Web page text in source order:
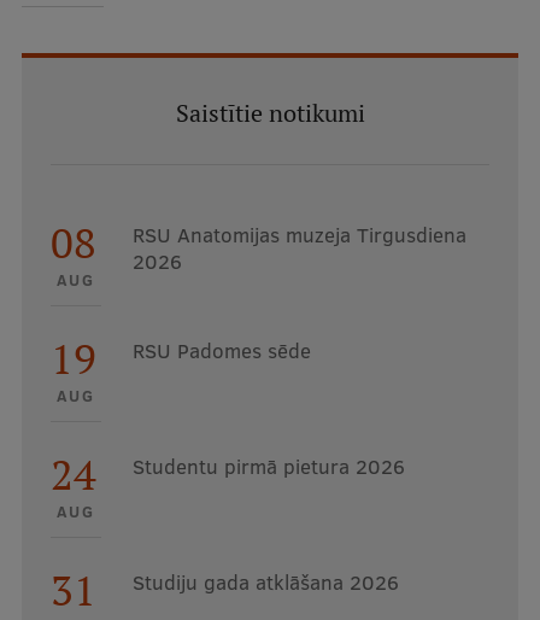
Saistītie notikumi
08
AUG
RSU Anatomijas muzeja Tirgusdiena
2026
19
AUG
RSU Padomes sēde
24
AUG
Studentu pirmā pietura 2026
31 Studiju gada atklāšana 2026